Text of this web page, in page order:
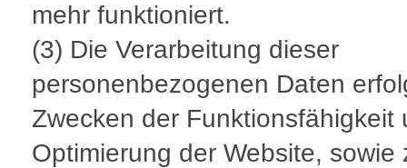
mehr funktioniert.
(3) Die Verarbeitung dieser
personenbezogenen Daten
Zwecken der Funktionsfähigkeit
Optimierung der Website, sowie